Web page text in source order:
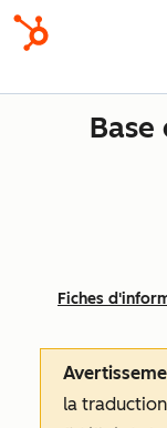
Base
Fiches
la